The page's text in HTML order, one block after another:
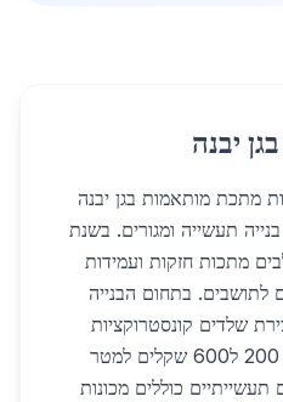
יבנה
מתכת מותאמות בגן יבנה
תעשייה ומגורים. בשנת
מתכות חזקות ועמידות
לתושבים. בתחום הבנייה
שלדים קונסטרוקציות
וגגות עם מחירים הנעים בין 200 ל600 שקלים למטר
תעשייתיים כוללים מכונות